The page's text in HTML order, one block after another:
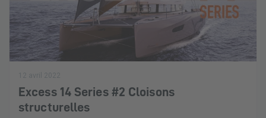
Excess 14 Series #2 Cloisons
structurelles